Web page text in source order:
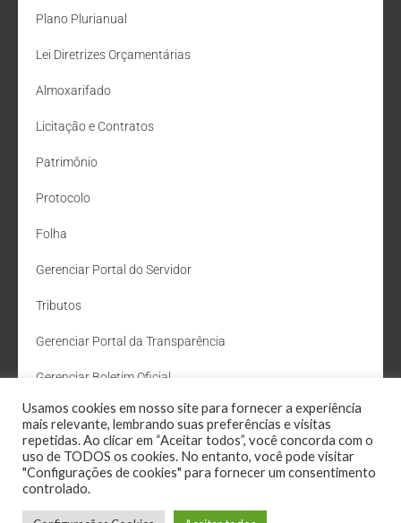
Plano Plurianual
Lei Diretrizes Orçamentárias
Almoxarifado
Licitação e Contratos
Patrimônio
Protocolo
Folha
Gerenciar Portal do Servidor
Tributos
Gerenciar Portal da Transparência
Gerenciar Boletim Oficial
Departamento de Água e Esgoto
Administração Site
Webmail
Usamos cookies em nosso site para fornecer a experiência
mais relevante, lembrando suas preferências e visitas
repetidas. Ao clicar em “Aceitar todos”, você concorda com o
uso de TODOS os cookies. No entanto, você pode visitar
"Configurações de cookies" para fornecer um consentimento
controlado.